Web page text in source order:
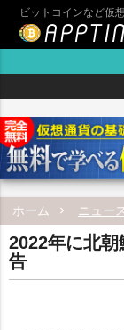
ビットコインなど仮
ホーム ニュース
2022年に北
告